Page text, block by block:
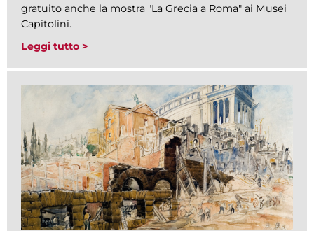
gratuito anche la mostra "La Grecia a Roma" ai Musei
Capitolini.
Leggi tutto >